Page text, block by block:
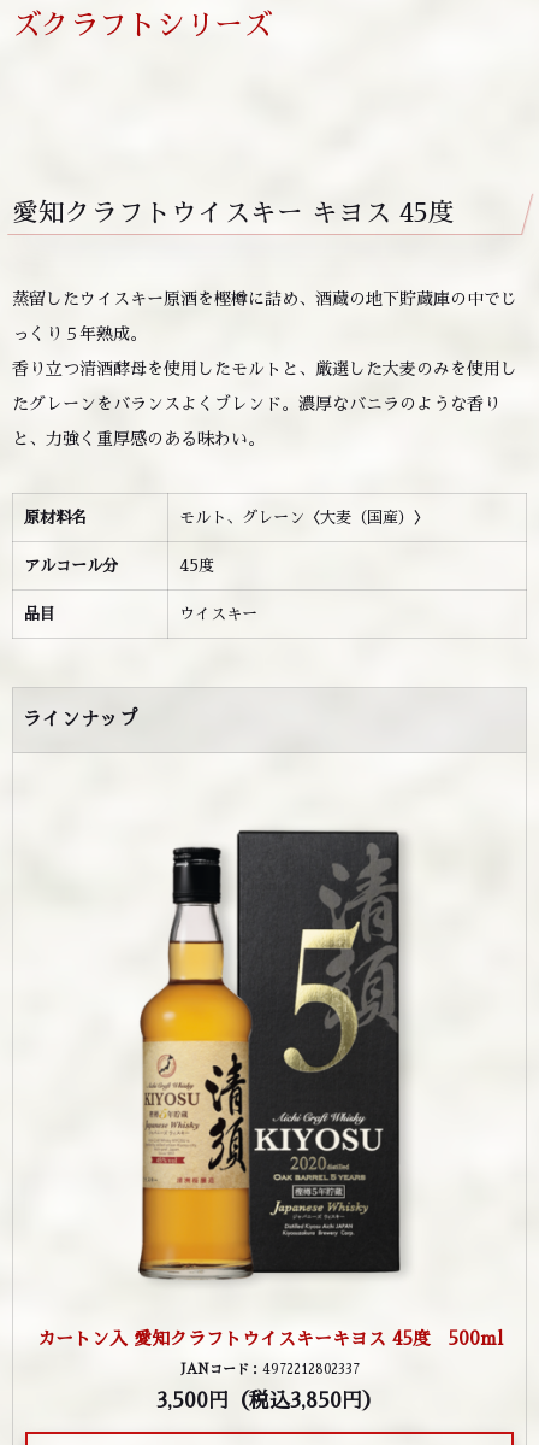
ズクラフトシリーズ
愛知クラフトウイスキー キヨス 45度
蒸留したウイスキー原酒を樫樽に詰め、酒蔵の地下貯蔵庫の中でじ
っくり５年熟成。
香り立つ清酒酵母を使用したモルトと、厳選した大麦のみを使用し
たグレーンをバランスよくブレンド。濃厚なバニラのような香り
と、力強く重厚感のある味わい。
原材料名 モルト、グレーン〈大麦（国産）〉
アルコール分 45度
品目 ウイスキー
ラインナップ
カートン入 愛知クラフトウイスキーキヨス 45度 500ml
JANコード ：4972212802337
3,500円 （税込3,850円）